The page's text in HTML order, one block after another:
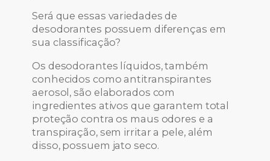
Será que essas variedades de
desodorantes possuem diferenças em
sua classificação?
Os desodorantes líquidos, também
conhecidos como antitranspirantes
aerosol, são elaborados com
ingredientes ativos que garantem total
proteção contra os maus odores e a
transpiração, sem irritar a pele, além
disso, possuem jato seco.